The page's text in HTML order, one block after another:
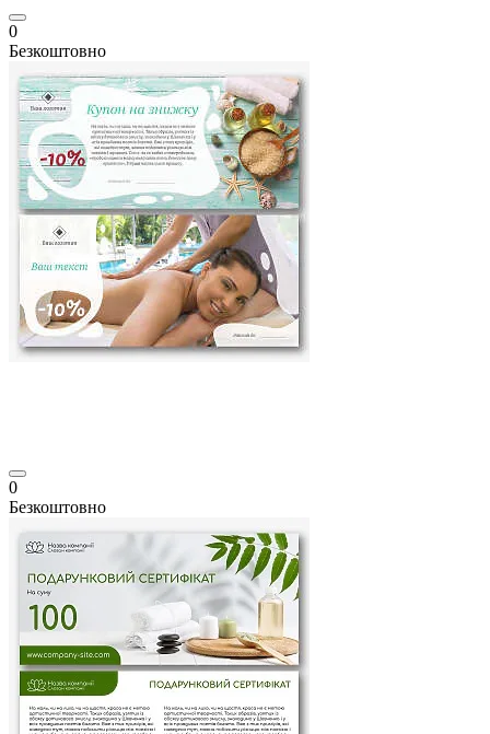
0
Безкоштовно
0
Безкоштовно